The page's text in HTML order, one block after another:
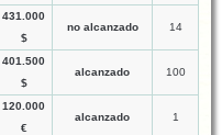
431.000
$
no alcanzado 14
401.500
$
alcanzado 100
120.000
€
alcanzado 1